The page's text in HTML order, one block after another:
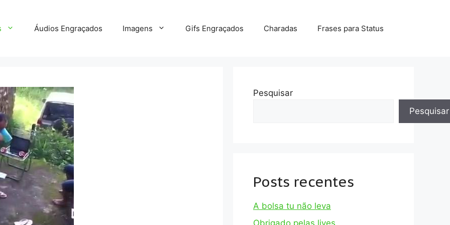
Áudios Engraçados Imagens Gifs Engraçados Charadas Frases para Status
Pesquisar
Pesquisar
Posts recentes
A bolsa tu não leva
Obrigado pelas lives